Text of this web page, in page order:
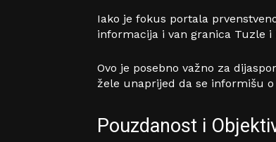
Iako je fokus portala
informacija i van granica Tuzle i
Ovo je posebno važno za
žele unaprijed da se informišu
Pouzdanost i